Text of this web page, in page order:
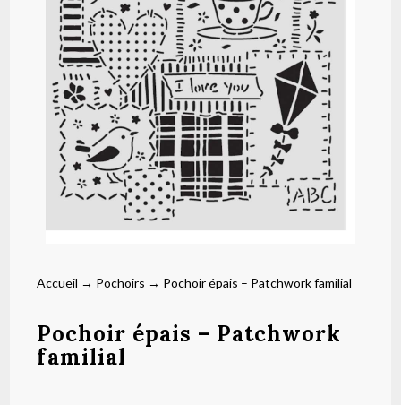
Accueil → Pochoirs → Pochoir épais – Patchwork familial
Pochoir épais – Patchwork
familial